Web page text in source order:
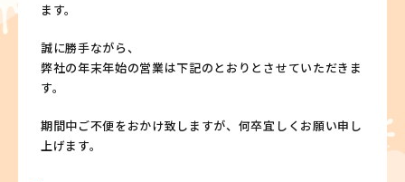
ます。
誠に勝手ながら、
弊社の年末年始の営業は下記のとおりとさせていただきま
す。
期間中ご不便をおかけ致しますが、何卒宜しくお願い申し
上げます。